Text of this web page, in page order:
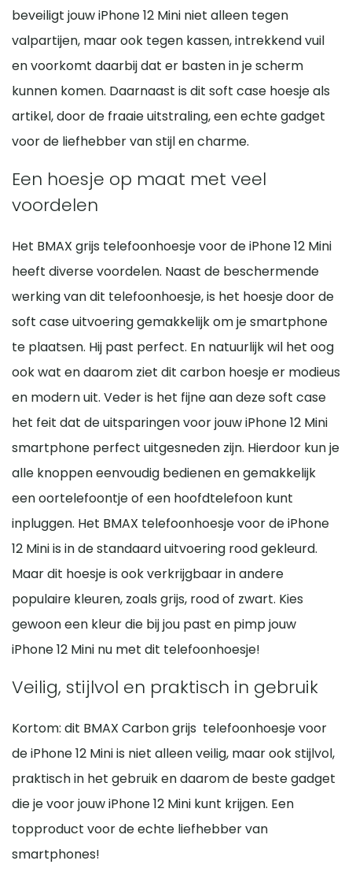
beveiligt jouw iPhone 12 Mini niet alleen tegen
valpartijen, maar ook tegen kassen, intrekkend vuil
en voorkomt daarbij dat er basten in je scherm
kunnen komen. Daarnaast is dit soft case hoesje als
artikel, door de fraaie uitstraling, een echte gadget
voor de liefhebber van stijl en charme.
Een hoesje op maat met veel
voordelen
Het BMAX grijs telefoonhoesje voor de iPhone 12 Mini
heeft diverse voordelen. Naast de beschermende
werking van dit telefoonhoesje, is het hoesje door de
soft case uitvoering gemakkelijk om je smartphone
te plaatsen. Hij past perfect. En natuurlijk wil het oog
ook wat en daarom ziet dit carbon hoesje er modieus
en modern uit. Veder is het fijne aan deze soft case
het feit dat de uitsparingen voor jouw iPhone 12 Mini
smartphone perfect uitgesneden zijn. Hierdoor kun je
alle knoppen eenvoudig bedienen en gemakkelijk
een oortelefoontje of een hoofdtelefoon kunt
inpluggen. Het BMAX telefoonhoesje voor de iPhone
12 Mini is in de standaard uitvoering rood gekleurd.
Maar dit hoesje is ook verkrijgbaar in andere
populaire kleuren, zoals grijs, rood of zwart. Kies
gewoon een kleur die bij jou past en pimp jouw
iPhone 12 Mini nu met dit telefoonhoesje!
Veilig, stijlvol en praktisch in gebruik
Kortom: dit BMAX Carbon grijs telefoonhoesje voor
de iPhone 12 Mini is niet alleen veilig, maar ook stijlvol,
praktisch in het gebruik en daarom de beste gadget
die je voor jouw iPhone 12 Mini kunt krijgen. Een
topproduct voor de echte liefhebber van
smartphones!